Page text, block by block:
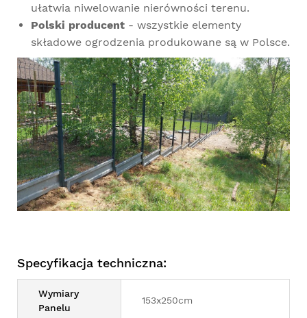
ułatwia niwelowanie nierówności terenu.
Polski producent - wszystkie elementy
składowe ogrodzenia produkowane są w Polsce.
Specyfikacja techniczna:
Wymiary
Panelu
153x250cm